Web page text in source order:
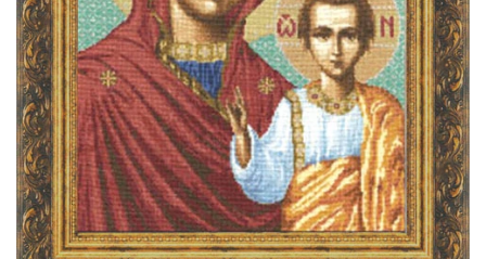
1/2
Изображения и цвет представленного товара могут незначительно
отличаться от оригинала продукции, взависимости от разрешения и
настроек вашего монитора, а также условий освещения при съемке